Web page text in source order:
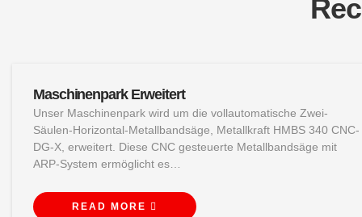
Maschinenpark Erweitert
Unser Maschinenpark wird um die vollautomatische Zwei-
Säulen-Horizontal-Metallbandsäge, Metallkraft HMBS 340 CNC-
DG-X, erweitert. Diese CNC gesteuerte Metallbandsäge mit
ARP-System ermöglicht es…
READ MORE